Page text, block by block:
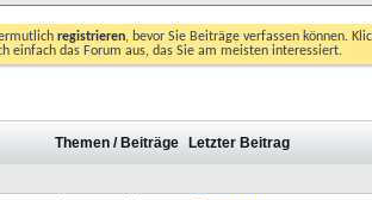
registrieren, bevor Sie Beiträge verfassen können.
einfach das Forum aus, das Sie am meisten interessiert.
Themen / Beiträge Letzter Beitrag